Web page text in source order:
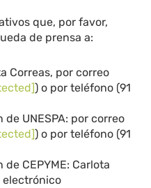
que, por favor,
de prensa a:
Correas, por correo
) o por teléfono (91
UNESPA: por correo
) o por teléfono (91
CEPYME: Carlota
electrónico